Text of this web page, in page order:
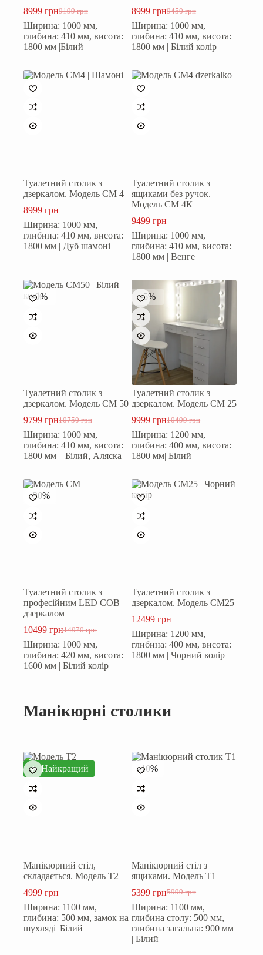
9199грн
Оригінальна
ціна:
9199 грн.
8999 грнПоточна
ціна:
8999 грн.
Ширина: 1000 мм,
глибина: 410 мм, висота:
1800 мм |Білий
9450грн
Оригінальна
ціна:
9450 грн.
8999грнПоточна
ціна:
8999 грн.
Ширина: 1000 мм,
глибина: 410 мм, висота:
1800 мм | Білий колір
Туалетний столик з
дзеркалом. Модель СМ 4
8999 грн
Ширина: 1000 мм,
глибина: 410 мм, висота:
1800 мм | Дуб шамоні
Туалетний столик з
ящиками без ручок.
Модель СМ 4К
9499грн
Ширина: 1000 мм,
глибина: 410 мм, висота:
1800 мм | Венге
-9%
Туалетний столик з
дзеркалом. Модель СМ 50
10750грн
Оригінальна
ціна:
10750 грн.
9799 грнПоточна
ціна:
9799 грн.
Ширина: 1000 мм,
глибина: 410 мм, висота:
1800 мм | Білий, Аляска
-5%
Туалетний столик з
дзеркалом. Модель СМ 25
10499грн
Оригінальна
ціна:
10499 грн.
9999грнПоточна
ціна:
9999 грн.
Ширина: 1200 мм,
глибина: 400 мм, висота:
1800 мм| Білий
-30%
Туалетний столик з
професійним LED COB
дзеркалом
14970грн
Оригінальна
ціна:
14970 грн.
10499 грнПоточна
ціна:
10499 грн.
Ширина: 1000 мм,
глибина: 420 мм, висота:
1600 мм | Білий колір
Туалетний столик з
дзеркалом. Модель СМ25
12499грн
Ширина: 1200 мм,
глибина: 400 мм, висота:
1800 мм | Чорний колір
Манікюрні столики
🔥 Найкращий
Манікюрний стіл,
складається. Модель Т2
4999 грн
Ширина: 1100 мм,
глибина: 500 мм, замок на
шухляді |Білий
-10%
Манікюрний стіл з
ящиками. Модель Т1
5999грн
Оригінальна
ціна:
5999 грн.
5399грнПоточна
ціна:
5399 грн.
Ширина: 1100 мм,
глибина столу: 500 мм,
глибина загальна: 900 мм
| Білий